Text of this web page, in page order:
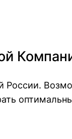
России.